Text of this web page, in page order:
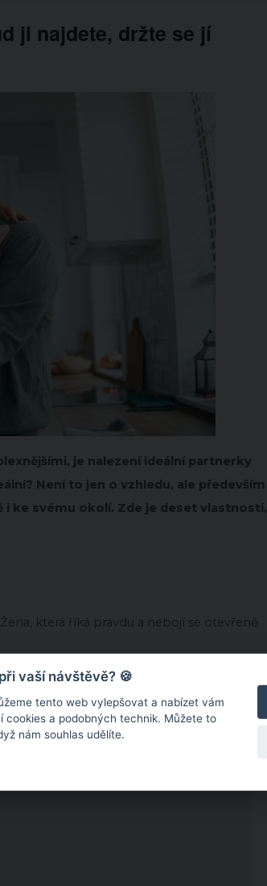
ji najdete, držte se jí
je nalezení ideální partnerky
Není to jen o vzhledu, ale především
i ke svému okolí. Zde je deset vlastností,
Žena, která říká pravdu a nebojí se otevřeně
vaší návštěvě? 🍪
tento web vylepšovat a nabízet vám
cookies a podobných technik. Můžete to
nám souhlas udělíte.